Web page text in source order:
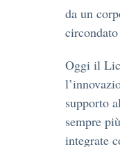
da un
Oggi il
supporto
sempre
integrate